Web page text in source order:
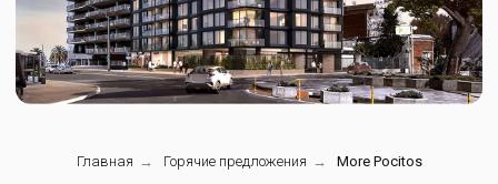
Главная → Горячие предложения → More Pocitos
MORE POCITOS